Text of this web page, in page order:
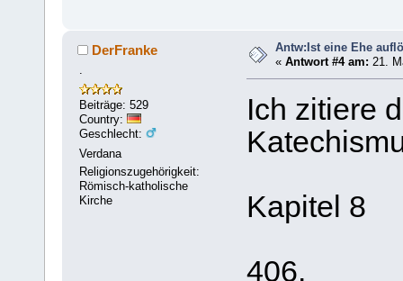
DerFranke
.
Beiträge: 529
Country:
Geschlecht:
Verdana
Religionszugehörigkeit:
Römisch-katholische
Kirche
Antw:Ist eine Ehe
«Antwort #4 am: 21.
Ich zitiere
Kapitel 8
406.